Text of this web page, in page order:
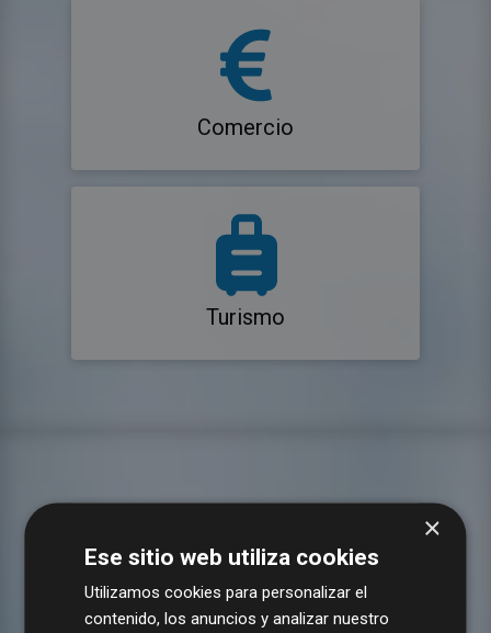
Comercio
Turismo
×
Ese sitio web utiliza cookies
Utilizamos cookies para personalizar el
contenido, los anuncios y analizar nuestro